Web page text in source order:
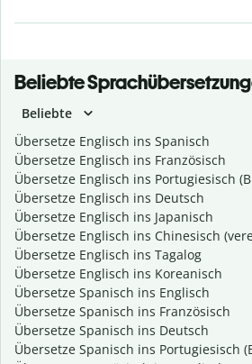
Beliebte
Beliebte
Übersetze Englisch ins Spanisch
Übersetze Englisch ins Französisch
Übersetze Englisch ins Portugiesisch
Übersetze Englisch ins Deutsch
Übersetze Englisch ins Japanisch
Übersetze Englisch ins Chinesisch
Übersetze Englisch ins Tagalog
Übersetze Englisch ins Koreanisch
Übersetze Spanisch ins Englisch
Übersetze Spanisch ins Französisch
Übersetze Spanisch ins Deutsch
Übersetze Spanisch ins Portugiesisch